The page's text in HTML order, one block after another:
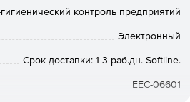
исследования.
контроль предприятий
Электронный
Срок доставки: 1-3 раб.дн. Softline.
EEC-06601